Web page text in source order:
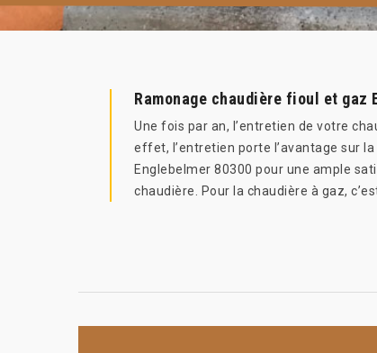
Ramonage chaudière fioul et gaz
Une fois par an, l’entretien de votre
effet, l’entretien porte l’avantage sur
Englebelmer 80300 pour une ample
chaudière. Pour la chaudière à gaz,